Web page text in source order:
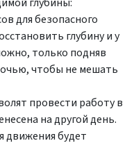
для безопасного
глубину и у
только подняв
чтобы не мешать
провести работу в
на другой день.
движения будет